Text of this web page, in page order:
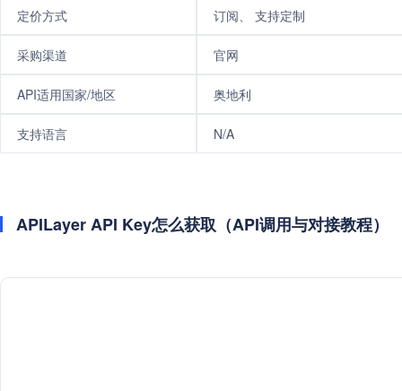
定价方式 订阅、 支持定制
采购渠道 官网
API适用国家/地区 奥地利
支持语言 N/A
APILayer API Key怎么获取（API调用与对接教程）